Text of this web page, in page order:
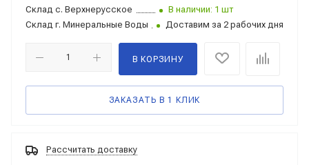
Склад с. Верхнерусское
В наличии: 1 шт
Склад г. Минеральные Воды Доставим за 2 рабочих дня
В КОРЗИНУ
ЗАКАЗАТЬ В 1 КЛИК
Рассчитать доставку